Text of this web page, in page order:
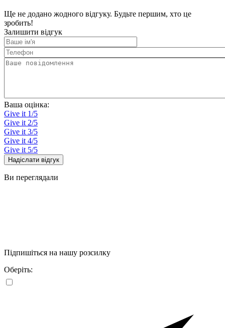
Ще не додано жодного відгуку. Будьте першим, хто це
зробить!
Залишити відгук
Ваше
ім'я
Телефон
Ваше
Ваша оцінка:
Give it 1/5
Give it 2/5
Give it 3/5
Give it 4/5
Give it 5/5
Надіслати відгук
Ви переглядали
Підпишіться на нашу розсилку
Оберіть: